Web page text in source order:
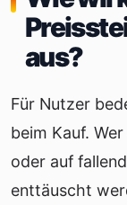
aus?
Für Nutzer
beim Kauf.
oder auf
enttäuscht